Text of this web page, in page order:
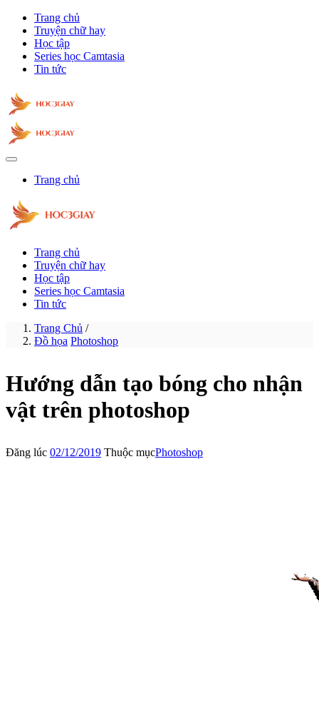
Trang chủ
Truyện chữ hay
Học tập
Series học Camtasia
Tin tức
Trang chủ
Trang chủ
Truyện chữ hay
Học tập
Series học Camtasia
Tin tức
Trang Chủ /
Đồ họa Photoshop
Hướng dẫn tạo bóng cho nhận
vật trên photoshop
Đăng lúc 02/12/2019 Thuộc mụcPhotoshop